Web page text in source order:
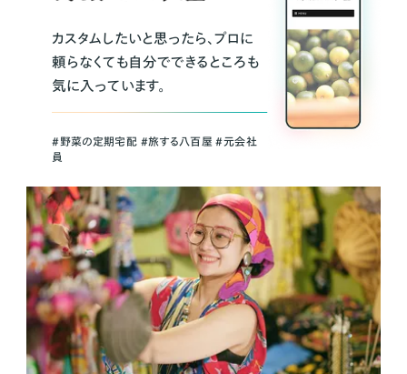
カスタムしたいと思ったら、プロに
頼らなくても自分でできるところも
気に入っています。
＃野菜の定期宅配 ＃旅する八百屋 ＃元会社
員